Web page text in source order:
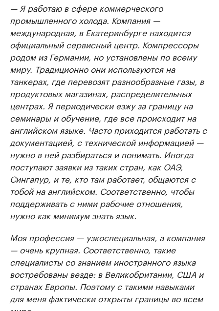
— Я работаю в сфере коммерческого
промышленного холода. Компания —
международная, в Екатеринбурге находится
официальный сервисный центр. Компрессоры
родом из Германии, но установлены по всему
миру. Традиционно они используются на
танкерах, где перевозят разнообразные газы, в
продуктовых магазинах, распределительных
центрах. Я периодически езжу за границу на
семинары и обучение, где все происходит на
английском языке. Часто приходится работать с
документацией, с технической информацией —
нужно в ней разбираться и понимать. Иногда
поступают заявки из таких стран, как ОАЭ,
Сингапур, и те, кто там работает, общаются с
тобой на английском. Соответственно, чтобы
поддерживать с ними рабочие отношения,
нужно как минимум знать язык.
Моя профессия — узкоспециальная, а компания
— очень крупная. Соответственно, такие
специалисты со знанием иностранного языка
востребованы везде: в Великобритании, США и
странах Европы. Поэтому с такими навыками
для меня фактически открыты границы во всем